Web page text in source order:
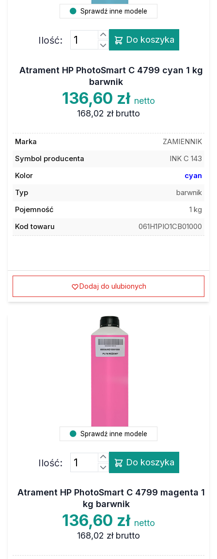
Sprawdź inne modele
Ilość: Do koszyka
Atrament HP PhotoSmart C 4799 cyan 1 kg
barwnik
136,60 zł netto
168,02 zł brutto
Marka
ZAMIENNIK
Symbol producenta
INK C 143
Kolor
cyan
Typ
barwnik
Pojemność
1 kg
Kod towaru
061H1PIO1CB01000
Dodaj do ulubionych
Sprawdź inne modele
Ilość: Do koszyka
Atrament HP PhotoSmart C 4799 magenta 1
kg barwnik
136,60 zł netto
168,02 zł brutto